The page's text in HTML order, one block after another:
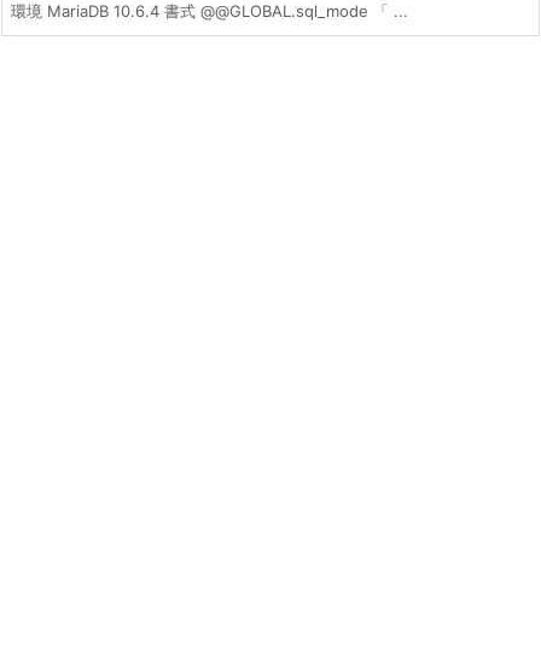
環境 MariaDB 10.6.4 書式 @@GLOBAL.sql_mode 「 ...